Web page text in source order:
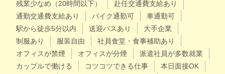
残業少なめ（20時間以下）
赴任交通費支給あり
通勤交通費支給あり
バイク通勤可
車通勤可
駅から徒歩5分以内
送迎バスあり
大手企業
制服あり
服装自由
社員食堂・食事補助あり
オフィスが禁煙
オフィスが分煙
派遣社員が多数就業
カップルで働ける
コツコツできる仕事 本日面接OK